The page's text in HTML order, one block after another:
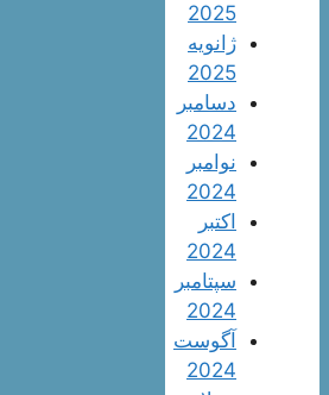
2025
ژانویه
2025
دسامبر
2024
نوامبر
2024
اکتبر
2024
سپتامبر
2024
آگوست
2024